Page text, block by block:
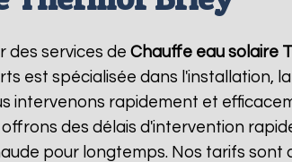
des services de Chauffe eau solaire
est spécialisée dans l'installation,
intervenons rapidement et
offrons des délais d'intervention
pour longtemps. Nos tarifs sont